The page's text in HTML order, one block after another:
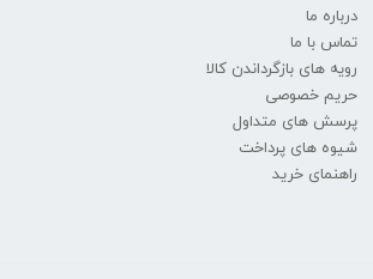
درباره ما
تماس با ما
رویه های بازگرداندن کالا
حریم خصوصی
پرسش های متداول
شیوه های پرداخت
راهنمای خرید